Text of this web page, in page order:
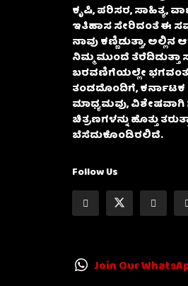
ಕೃಷಿ, ಪರಿಸರ, ಸಾಹಿತ್ಯ,
ಇತಿಹಾಸ ಸೇರಿದಂತೆ ಈ
ನಾವು ಕಣ್ಣಿಡುತ್ತಾ,
ನಿಮ್ಮ ಮುಂದೆ ತೆರೆದಿಡುತ್ತಾ
ಬರವಣಿಗೆಯಲ್ಲೇ
ತಂಡದೊಂದಿಗೆ, ಕರ್ನಾಟಕ
ಮಾಧ್ಯಮವು, ವಿಶೇಷವಾಗಿ
ಚಿತ್ರಣಗಳನ್ನು ಹೊತ್ತು
ಬೆಸೆದುಕೊಂಡಿರಲಿದೆ.
Follow Us
Join Our